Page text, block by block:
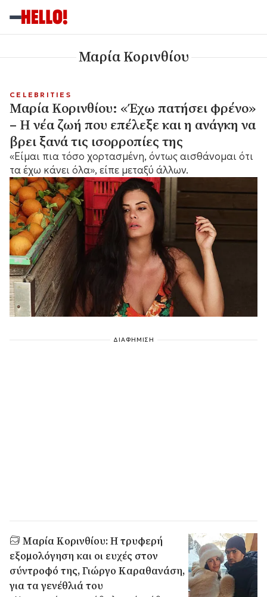
Μαρία Κορινθίου
CELEBRITIES
Μαρία Κορινθίου: «Έχω πατήσει φρένο»
– Η νέα ζωή που επέλεξε και η ανάγκη να
βρει ξανά τις ισορροπίες της
«Είμαι πια τόσο χορτασμένη, όντως αισθάνομαι ότι
τα έχω κάνει όλα», είπε μεταξύ άλλων.
ΔΙΑΦΗΜΙΣΗ
Μαρία Κορινθίου: Η τρυφερή
εξομολόγηση και οι ευχές στον
σύντροφό της, Γιώργο Καραθανάση,
για τα γενέθλιά του